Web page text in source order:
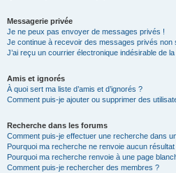
Messagerie privée
Je ne peux pas envoyer de messages privés !
Je continue à recevoir des messages privés non
J’ai reçu un courrier électronique indésirable de
Amis et ignorés
À quoi sert ma liste d’amis et d’ignorés ?
Comment puis-je ajouter ou supprimer des
Recherche dans les forums
Comment puis-je effectuer une recherche dans
Pourquoi ma recherche ne renvoie aucun résultat
Pourquoi ma recherche renvoie à une page
Comment puis-je rechercher des membres ?